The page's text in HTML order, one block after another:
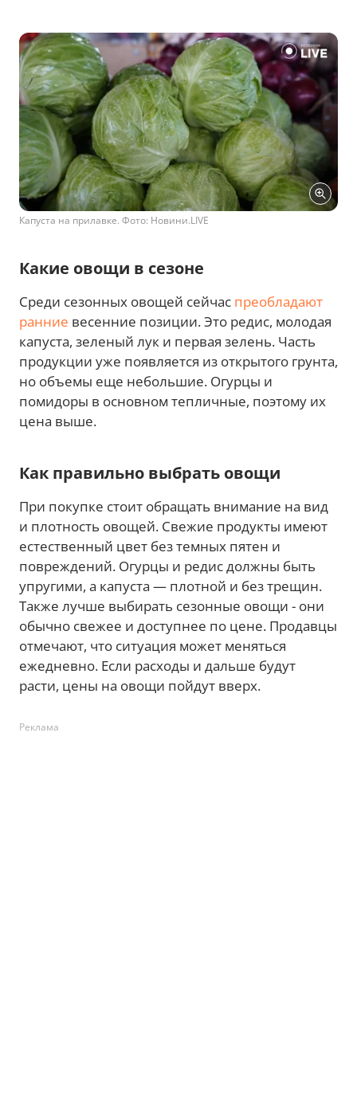
Капуста на прилавке. Фото: Новини.LIVE
Какие овощи в сезоне
Среди сезонных овощей сейчас преобладают
ранние весенние позиции. Это редис, молодая
капуста, зеленый лук и первая зелень. Часть
продукции уже появляется из открытого грунта,
но объемы еще небольшие. Огурцы и
помидоры в основном тепличные, поэтому их
цена выше.
Как правильно выбрать овощи
При покупке стоит обращать внимание на вид
и плотность овощей. Свежие продукты имеют
естественный цвет без темных пятен и
повреждений. Огурцы и редис должны быть
упругими, а капуста — плотной и без трещин.
Также лучше выбирать сезонные овощи - они
обычно свежее и доступнее по цене. Продавцы
отмечают, что ситуация может меняться
ежедневно. Если расходы и дальше будут
расти, цены на овощи пойдут вверх.
Реклама